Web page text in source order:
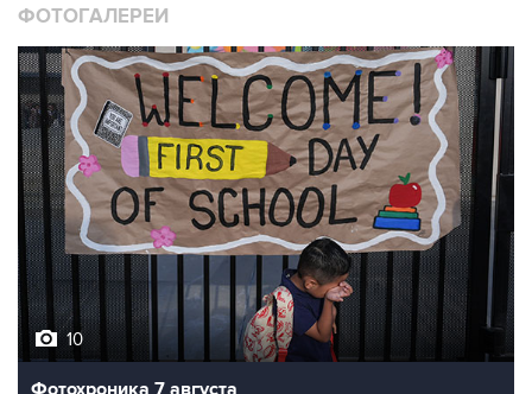
ФОТОГАЛЕРЕИ
10
Фотохроника 7 августа